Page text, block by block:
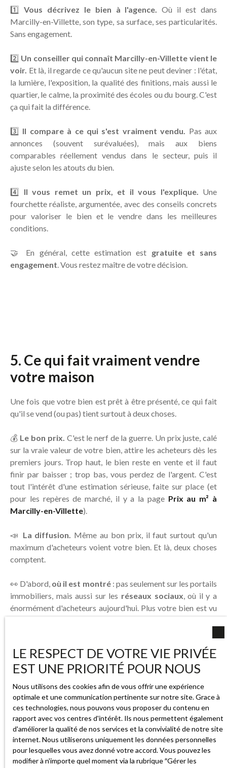
1️⃣ Vous décrivez le bien à l'agence. Où il est dans
Marcilly-en-Villette, son type, sa surface, ses particularités.
Sans engagement.
2️⃣ Un conseiller qui connaît Marcilly-en-Villette vient le
voir. Et là, il regarde ce qu'aucun site ne peut deviner : l'état,
la lumière, l'exposition, la qualité des finitions, mais aussi le
quartier, le calme, la proximité des écoles ou du bourg. C'est
ça qui fait la différence.
3️⃣ Il compare à ce qui s'est vraiment vendu. Pas aux
annonces (souvent surévaluées), mais aux biens
comparables réellement vendus dans le secteur, puis il
ajuste selon les atouts du bien.
4️⃣ Il vous remet un prix, et il vous l'explique. Une
fourchette réaliste, argumentée, avec des conseils concrets
pour valoriser le bien et le vendre dans les meilleures
conditions.
🤝 En général, cette estimation est gratuite et sans
engagement. Vous restez maître de votre décision.
5. Ce qui fait vraiment vendre
votre maison
Une fois que votre bien est prêt à être présenté, ce qui fait
qu'il se vend (ou pas) tient surtout à deux choses.
💰 Le bon prix. C'est le nerf de la guerre. Un prix juste, calé
sur la vraie valeur de votre bien, attire les acheteurs dès les
premiers jours. Trop haut, le bien reste en vente et il faut
finir par baisser ; trop bas, vous perdez de l'argent. C'est
tout l'intérêt d'une estimation sérieuse, faite sur place (et
pour les repères de marché, il y a la page Prix au m² à
Marcilly-en-Villette).
📣 La diffusion. Même au bon prix, il faut surtout qu'un
maximum d'acheteurs voient votre bien. Et là, deux choses
comptent.
👀 D'abord, où il est montré: pas seulement sur les portails
immobiliers, mais aussi sur les réseaux sociaux, où il y a
énormément d'acheteurs aujourd'hui. Plus votre bien est vu
aux bons endroits, plus vous touchez de gens vraiment
📸 Ensuite,comment il est présenté: de bellesphotos,
une annonce soignée, parfois une petite vidéo. C'est ce qui
valeur.
👉 Un bien au bon prix etbien mis en avant, c'est ce qui fait
la différence entre une vente rapide et un bien qui reste des
mois sans trouver preneur.
LE RESPECT DE VOTRE VIE PRIVÉE
EST UNE PRIORITÉ POUR NOUS
Nous utilisons des cookies afin de vous offrir une expérience
optimale et une communication pertinente sur notre site. Grace à
ces technologies, nous pouvons vous proposer du contenu en
rapport avec vos centres d'intérêt. Ils nous permettent également
d'améliorer la qualité de nos services et la convivialité de notre site
internet. Nous utiliserons uniquement les données personnelles
pour lesquelles vous avez donné votre accord. Vous pouvez les
modifier à n'importe quel moment via la rubrique ″Gérer les